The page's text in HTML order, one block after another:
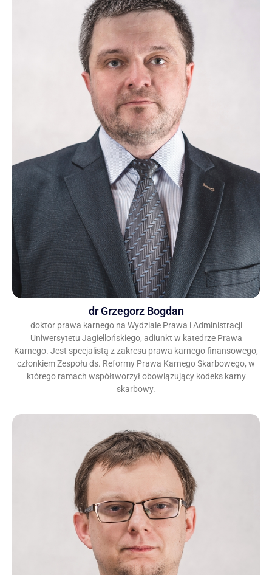
dr Grzegorz Bogdan
doktor prawa karnego na Wydziale Prawa i Administracji
Uniwersytetu Jagiellońskiego, adiunkt w katedrze Prawa
Karnego. Jest specjalistą z zakresu prawa karnego finansowego,
członkiem Zespołu ds. Reformy Prawa Karnego Skarbowego, w
którego ramach współtworzył obowiązujący kodeks karny
skarbowy.